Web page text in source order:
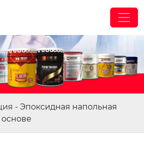
- Эпоксидная напольная